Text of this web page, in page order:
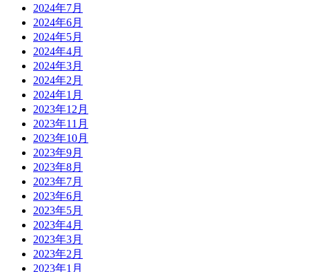
2024年7月
2024年6月
2024年5月
2024年4月
2024年3月
2024年2月
2024年1月
2023年12月
2023年11月
2023年10月
2023年9月
2023年8月
2023年7月
2023年6月
2023年5月
2023年4月
2023年3月
2023年2月
2023年1月